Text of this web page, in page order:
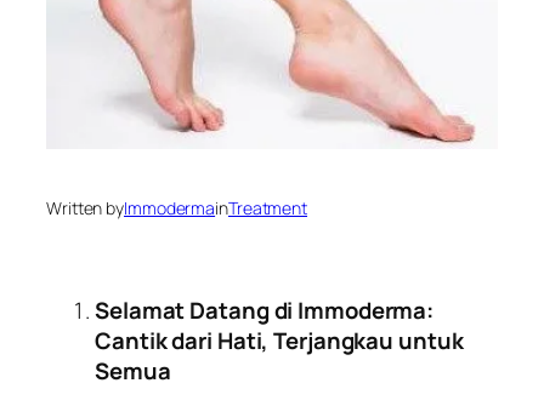
Written byImmodermainTreatment
Selamat Datang di Immoderma:
Cantik dari Hati, Terjangkau untuk
Semua